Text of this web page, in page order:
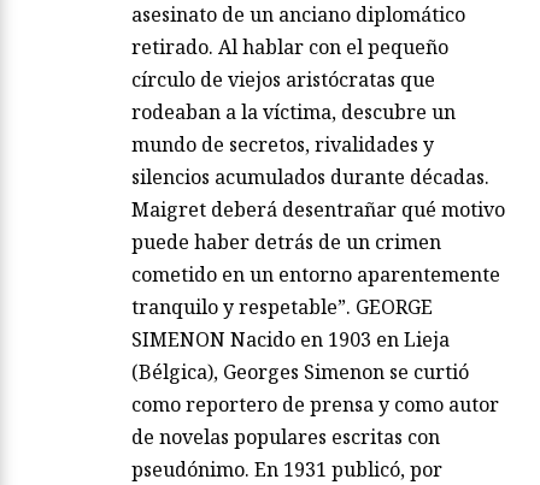
asesinato de un anciano diplomático
retirado. Al hablar con el pequeño
círculo de viejos aristócratas que
rodeaban a la víctima, descubre un
mundo de secretos, rivalidades y
silencios acumulados durante décadas.
Maigret deberá desentrañar qué motivo
puede haber detrás de un crimen
cometido en un entorno aparentemente
tranquilo y respetable”. GEORGE
SIMENON Nacido en 1903 en Lieja
(Bélgica), Georges Simenon se curtió
como reportero de prensa y como autor
de novelas populares escritas con
pseudónimo. En 1931 publicó, por